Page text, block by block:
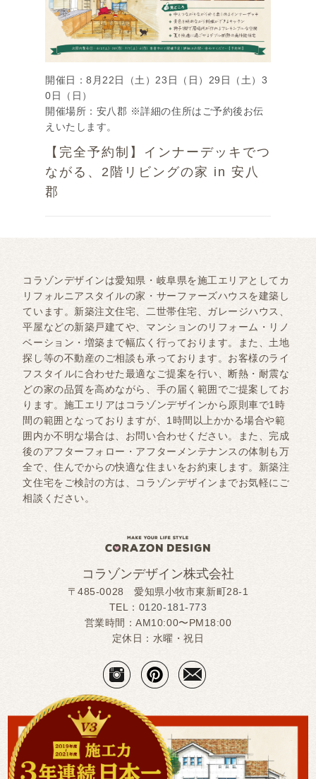
開催日：8月22日（土）23日（日）29日（土）3
0日（日）
開催場所：安八郡 ※詳細の住所はご予約後お伝
えいたします。
【完全予約制】インナーデッキでつ
ながる、2階リビングの家 in 安八
郡
コラゾンデザインは愛知県・岐阜県を施工エリアとしてカ
リフォルニアスタイルの家・サーファーズハウスを建築し
ています。新築注文住宅、二世帯住宅、ガレージハウス、
平屋などの新築戸建てや、マンションのリフォーム・リノ
ベーション・増築まで幅広く行っております。また、土地
探し等の不動産のご相談も承っております。お客様のライ
フスタイルに合わせた最適なご提案を行い、断熱・耐震な
どの家の品質を高めながら、手の届く範囲でご提案してお
ります。施工エリアはコラゾンデザインから原則車で1時
間の範囲となっておりますが、1時間以上かかる場合や範
囲内か不明な場合は、お問い合わせください。また、完成
後のアフターフォロー・アフターメンテナンスの体制も万
全で、住んでからの快適な住まいをお約束します。新築注
文住宅をご検討の方は、コラゾンデザインまでお気軽にご
相談ください。
コラゾンデザイン株式会社
〒485-0028 愛知県小牧市東新町28-1
TEL： 0120-181-773
営業時間：AM10:00〜PM18:00
定休日：水曜・祝日